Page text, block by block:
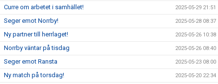
Curre om arbetet i samhället! 2025-05-29 21:51
Seger emot Norrby! 2025-05-28 08:37
Ny partner till herrlaget! 2025-05-26 10:38
Norrby väntar på tisdag 2025-05-26 08:40
Seger emot Ransta 2025-05-23 08:00
Ny match på torsdag! 2025-05-20 22:34